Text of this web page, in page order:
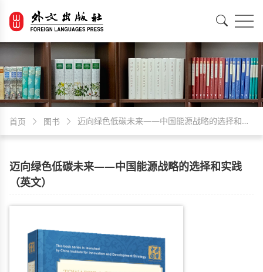
首页 图书 迈向绿色低碳未来——中国能源战略的选择和实
迈向绿色低碳未来——中国能源战略的选择和实践
（英文）